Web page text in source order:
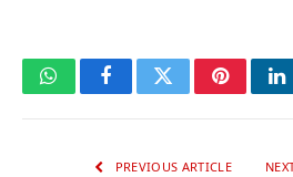
WhatsAppFacebookTwitterPinterest
PREVIOUS ARTICLE